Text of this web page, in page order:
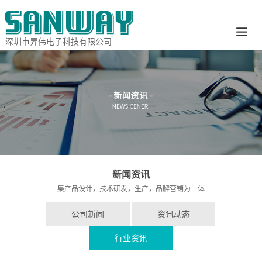
深圳市昇伟电子科技有限公司
新闻资讯
集产品设计，技术研发，生产，品牌营销为一体
公司新闻 资讯动态
行业资讯